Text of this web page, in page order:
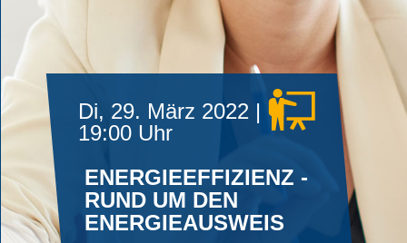
Di, 29. März 2022 |
19:00 Uhr
ENERGIEEFFIZIENZ -
RUND UM DEN
ENERGIEAUSWEIS